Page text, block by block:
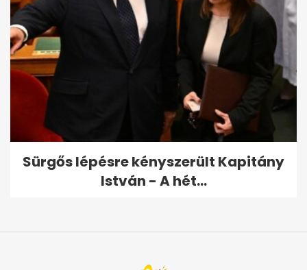
Sürgős lépésre kényszerült Kapitány
István - A hét...